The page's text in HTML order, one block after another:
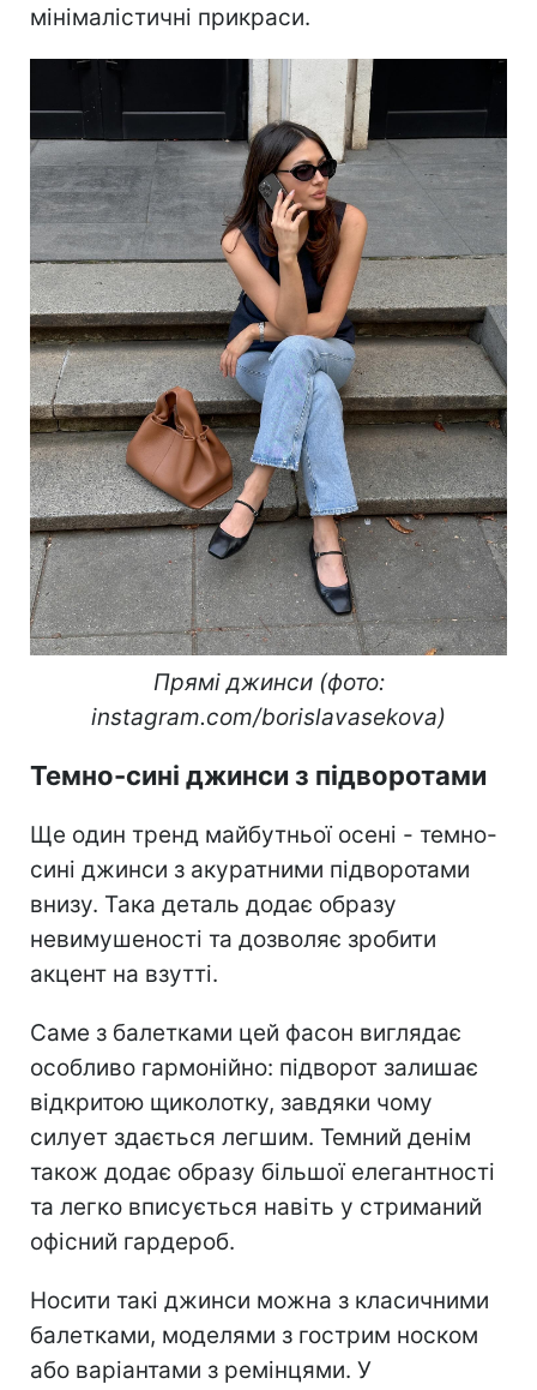
мінімалістичні прикраси.
Прямі джинси (фото:
instagram.com/borislavasekova)
Темно-сині джинси з підворотами
Ще один тренд майбутньої осені - темно-
сині джинси з акуратними підворотами
внизу. Така деталь додає образу
невимушеності та дозволяє зробити
акцент на взутті.
Саме з балетками цей фасон виглядає
особливо гармонійно: підворот залишає
відкритою щиколотку, завдяки чому
силует здається легшим. Темний денім
також додає образу більшої елегантності
та легко вписується навіть у стриманий
офісний гардероб.
Носити такі джинси можна з класичними
балетками, моделями з гострим носком
або варіантами з ремінцями. У